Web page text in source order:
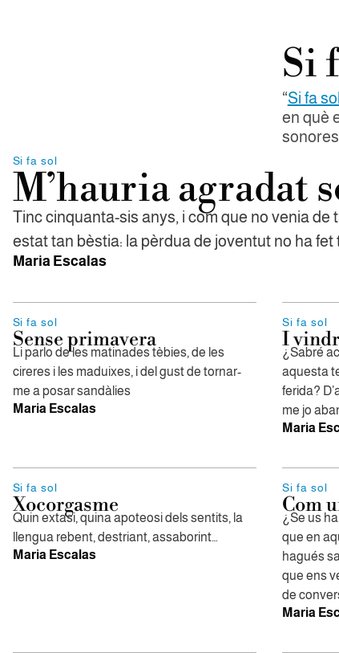
Si
“Si fa sol
en què
Si fa sol
M’hauria agradat
Tinc cinquanta-sis anys, i com que no venia de
estat tan bèstia: la pèrdua de joventut no ha fet
Maria Escalas
Si fa sol
Sense primavera
Li parlo de les matinades tèbies, de les
cireres i les maduixes, i del gust de tornar-
me a posar sandàlies
Maria Escalas
Si fa sol
I
¿Sabré
aquesta
ferida?
me jo
Maria
Si fa sol
Xocorgasme
Quin extasi, quina apoteosi dels sentits, la
llengua rebent, destriant, assaborint…
Maria Escalas
Si fa sol
Com
¿Se us
que en
hagués
que ens
de
Maria